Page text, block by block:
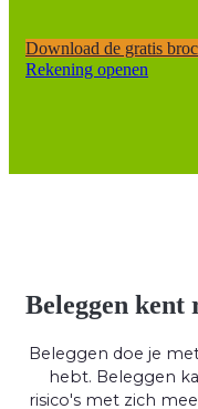
Download de gratis
Rekening openen
Beleggen kent
Beleggen doe je
hebt. Beleggen
risico's met zich